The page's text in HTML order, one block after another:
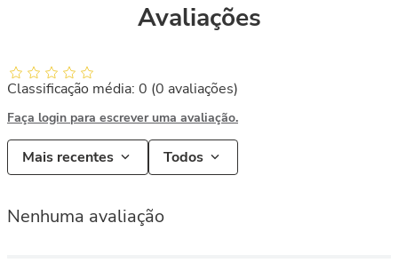
Avaliações
Classificação média: 0 (0 avaliações)
Faça login para escrever uma avaliação.
Mais recentes Todos
Nenhuma avaliação